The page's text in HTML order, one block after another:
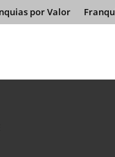
por Valor